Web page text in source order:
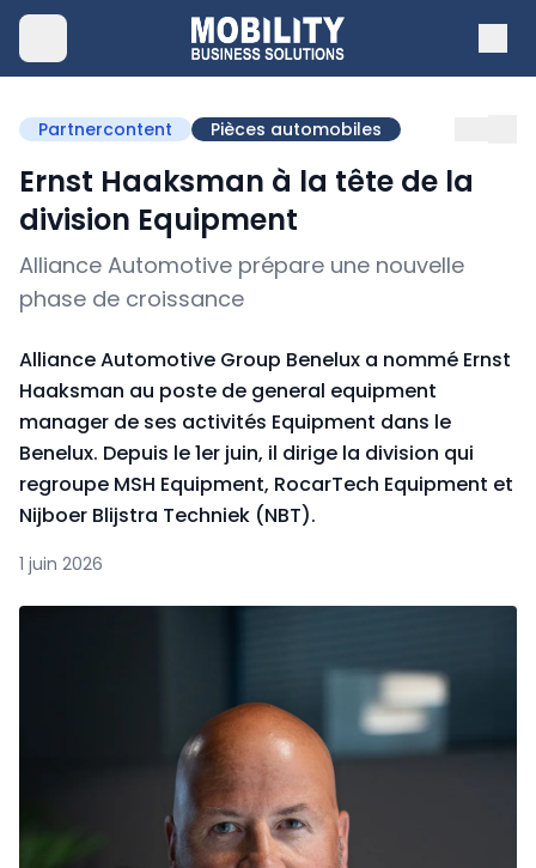
Partnercontent Pièces automobiles
Ernst Haaksman à la tête de la
division Equipment
Alliance Automotive prépare une nouvelle
phase de croissance
Alliance Automotive Group Benelux a nommé Ernst
Haaksman au poste de general equipment
manager de ses activités Equipment dans le
Benelux. Depuis le 1er juin, il dirige la division qui
regroupe MSH Equipment, RocarTech Equipment et
Nijboer Blijstra Techniek (NBT).
1 juin 2026